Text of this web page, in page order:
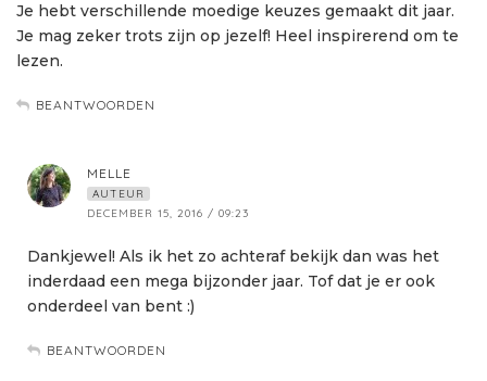
Je hebt verschillende moedige keuzes gemaakt dit jaar.
Je mag zeker trots zijn op jezelf! Heel inspirerend om te
lezen.
BEANTWOORDEN
MELLE
AUTEUR
DECEMBER 15, 2016 / 09:23
Dankjewel! Als ik het zo achteraf bekijk dan was het
inderdaad een mega bijzonder jaar. Tof dat je er ook
onderdeel van bent :)
BEANTWOORDEN